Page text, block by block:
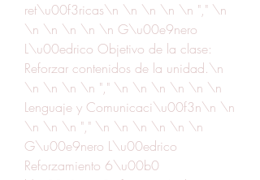
ret\u00f3ricas\n \n \n \n \n "," \n
\n \n \n \n \n G\u00e9nero
L\u00edrico Objetivo de la clase:
Reforzar contenidos de la unidad.\n
\n \n \n \n "," \n \n \n \n \n \n
Lenguaje y Comunicaci\u00f3n\n \n
\n \n \n "," \n \n \n \n \n \n
G\u00e9nero L\u00edrico
Reforzamiento 6\u00b0